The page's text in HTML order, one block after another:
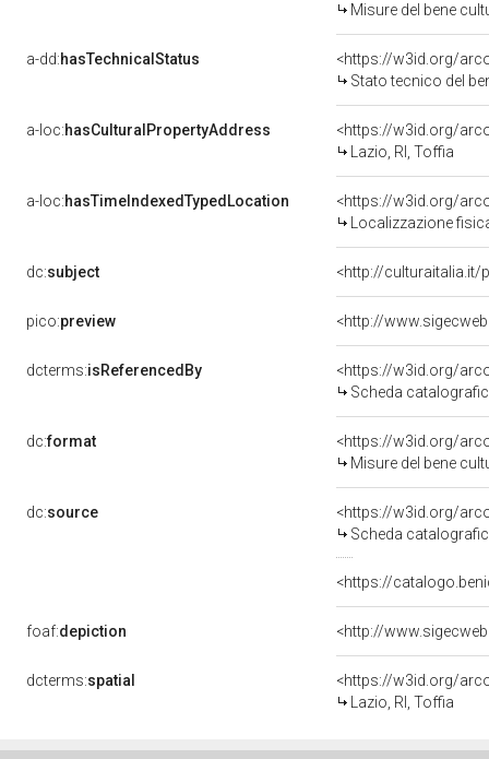
Misure del bene
a-dd:hasTechnicalStatus
<https://w3id.org/
Stato tecnico del
a-loc:hasCulturalPropertyAddress
<https://w3id.org/
Lazio, RI, Toffia
a-loc:hasTimeIndexedTypedLocation
<https://w3id.org/
Localizzazione
dc:subject <http://culturaitalia.it/
pico:preview
dcterms:isReferencedBy
<https://w3id.org/
Scheda
dc:format
<https://w3id.org/
Misure del bene
dc:source
<https://w3id.org/
Scheda
<https://
foaf:depiction
dcterms:spatial
<https://w3id.org/
Lazio, RI, Toffia